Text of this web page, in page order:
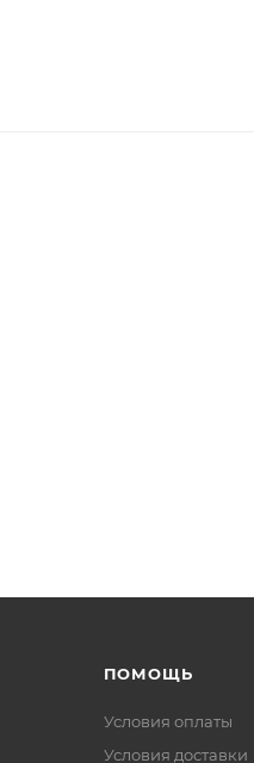
ПОМОЩЬ
Условия оплаты
Условия доставки